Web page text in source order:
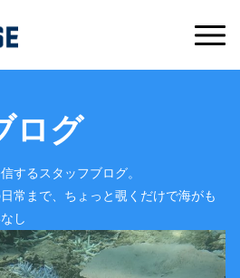
ログ
するスタッフブログ。
常まで、ちょっと覗くだけで海がも
し